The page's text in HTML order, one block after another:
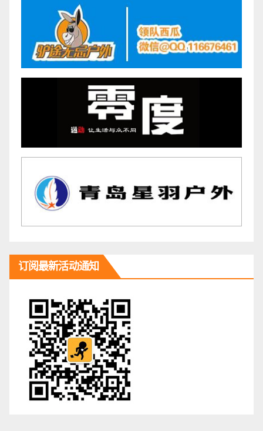
订阅最新活动通知